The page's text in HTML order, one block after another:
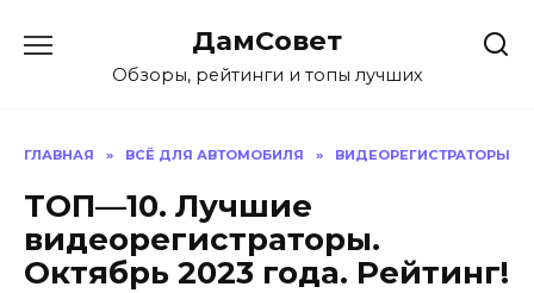
содержанию
ДамСовет
Обзоры, рейтинги и топы лучших
ГЛАВНАЯ » ВСЁ ДЛЯ АВТОМОБИЛЯ » ВИДЕОРЕГИСТРАТОРЫ
ТОП—10. Лучшие
видеорегистраторы.
Октябрь 2023 года. Рейтинг!